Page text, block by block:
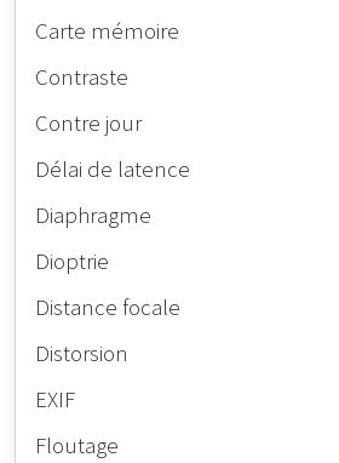
Carte mémoire
Contraste
Contre jour
Délai de latence
Diaphragme
Dioptrie
Distance focale
Distorsion
EXIF
Floutage